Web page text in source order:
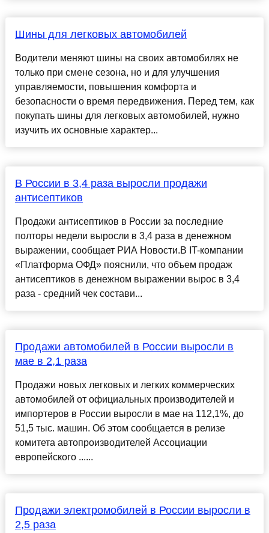
Шины для легковых автомобилей
Водители меняют шины на своих автомобилях не
только при смене сезона, но и для улучшения
управляемости, повышения комфорта и
безопасности о время передвижения. Перед тем, как
покупать шины для легковых автомобилей, нужно
изучить их основные характер...
В России в 3,4 раза выросли продажи
антисептиков
Продажи антисептиков в России за последние
полторы недели выросли в 3,4 раза в денежном
выражении, сообщает РИА Новости.В IT-компании
«Платформа ОФД» пояснили, что объем продаж
антисептиков в денежном выражении вырос в 3,4
раза - средний чек состави...
Продажи автомобилей в России выросли в
мае в 2,1 раза
Продажи новых легковых и легких коммерческих
автомобилей от официальных производителей и
импортеров в России выросли в мае на 112,1%, до
51,5 тыс. машин. Об этом сообщается в релизе
комитета автопроизводителей Ассоциации
европейского ......
Продажи электромобилей в России выросли в
2,5 раза